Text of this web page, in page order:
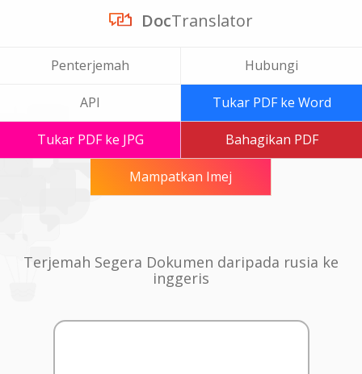
DocTranslator
Penterjemah Hubungi
API Tukar PDF ke Word
Tukar PDF ke JPG Bahagikan PDF
Mampatkan Imej
Terjemah Segera Dokumen daripada rusia ke
inggeris